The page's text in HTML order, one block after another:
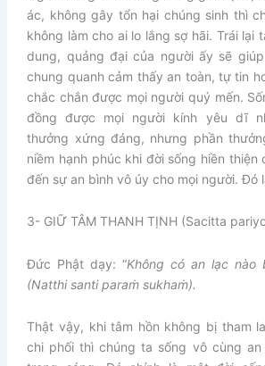
ác, không gây tổn hại chúng sinh thì
không làm cho ai lo lắng sợ hãi. Trái lại
dung, quảng đại của người ấy sẽ
chung quanh cảm thấy an toàn, tự tin
chắc chắn được mọi người quý mến.
đồng được mọi người kính yêu dĩ
thưởng xứng đáng, nhưng phần
niềm hạnh phúc khi đời sống hiền thiện
đến sự an bình vô úy cho mọi người. Đó
3- GIỮ TÂM THANH TỊNH (Sacitta
Đức Phật dạy: “Không có an lạc nào
(Natthi santi paraṁ sukhaṁ).
Thật vậy, khi tâm hồn không bị tham
chi phối thì chúng ta sống vô cùng